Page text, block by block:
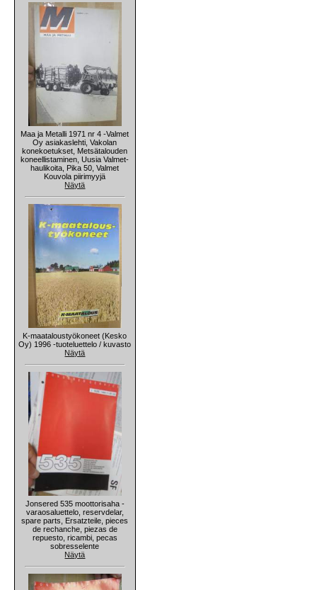
Maa ja Metalli 1971 nr 4 -Valmet
Oy asiakaslehti, Vakolan
konekoetukset, Metsätalouden
koneellistaminen, Uusia Valmet-
haulikoita, Pika 50, Valmet
Kouvola piirimyyjä
Näytä
K-maataloustyökoneet (Kesko
Oy) 1996 -tuoteluettelo / kuvasto
Näytä
Jonsered 535 moottorisaha -
varaosaluettelo, reservdelar,
spare parts, Ersatzteile, pieces
de rechanche, piezas de
repuesto, ricambi, pecas
sobresselente
Näytä